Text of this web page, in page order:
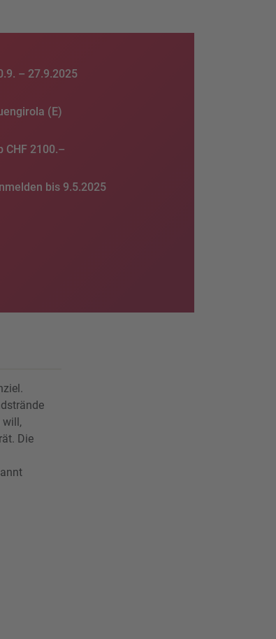
– 27.9.2025
(E)
CHF 2100.–
bis 9.5.2025
will,
Die